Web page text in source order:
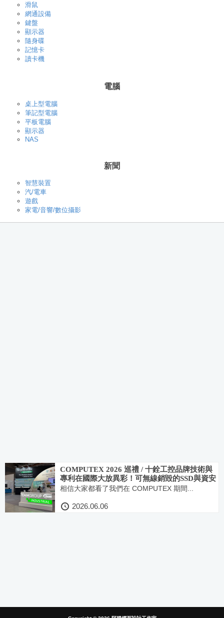
滑鼠
網通設備
鍵盤
顯示器
隨身碟
記憶卡
讀卡機
電腦
桌上型電腦
筆記型電腦
平板電腦
顯示器
NAS
新聞
智慧裝置
汽/電車
遊戲
家電/音響/數位攝影
COMPUTEX 2026 巡禮 / 十銓工控品牌技術與
專利在國際大放異彩！可無線銷毀的SSD與資安
防護特性的工控記憶體和各式儲存碟備受矚目
相信大家都看了我們在 COMPUTEX 期間...
2026.06.06